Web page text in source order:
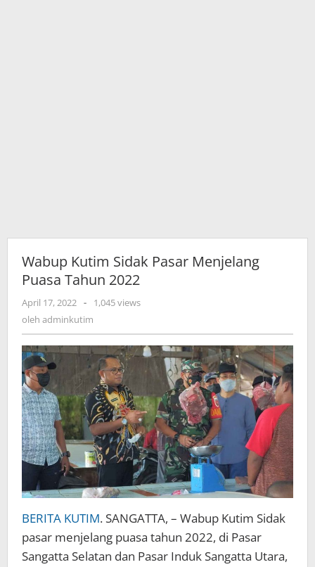
Wabup Kutim Sidak Pasar Menjelang
Puasa Tahun 2022
April 17, 2022 oleh
adminkutim
-
1,045 views
oleh adminkutim
BERITA KUTIM. SANGATTA, – Wabup Kutim Sidak
pasar menjelang puasa tahun 2022, di Pasar
Sangatta Selatan dan Pasar Induk Sangatta Utara,